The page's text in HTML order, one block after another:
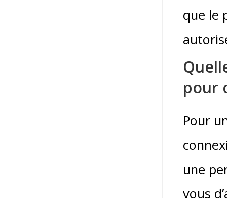
que le
pour
Pour
une
vous